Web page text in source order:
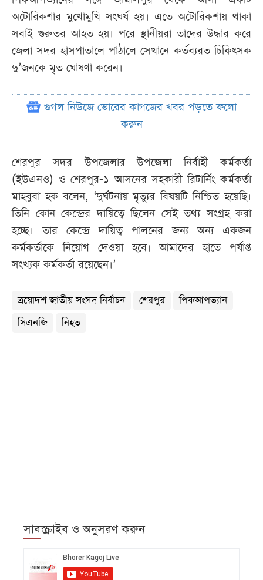
অটোরিকশার মুখোমুখি সংঘর্ষ হয়। এতে অটোরিকশায় থাকা
সবাই গুরুতর আহত হয়। পরে স্থানীয়রা তাদের উদ্ধার করে
জেলা সদর হাসপাতালে পাঠালে সেখানে কর্তব্যরত চিকিৎসক
দু’জনকে মৃত ঘোষণা করেন।
গুগল নিউজে ভোরের কাগজের খবর পড়তে ফলো
করুন
শেরপুর সদর উপজেলার উপজেলা নির্বাহী কর্মকর্তা
(ইউএনও) ও শেরপুর-১ আসনের সহকারী রিটার্নিং কর্মকর্তা
মাহবুবা হক বলেন, ‘দুর্ঘটনায় মৃত্যুর বিষয়টি নিশ্চিত হয়েছি।
তিনি কোন কেন্দ্রের দায়িত্বে ছিলেন সেই তথ্য সংগ্রহ করা
হচ্ছে। তার কেন্দ্রে দায়িত্ব পালনের জন্য অন্য একজন
কর্মকর্তাকে নিয়োগ দেওয়া হবে। আমাদের হাতে পর্যাপ্ত
সংখ্যক কর্মকর্তা রয়েছেন।’
ত্রয়োদশ জাতীয় সংসদ নির্বাচন শেরপুর
পিকআপভ্যান
সিএনজি
নিহত
সাবস্ক্রাইব ও অনুসরণ করুন